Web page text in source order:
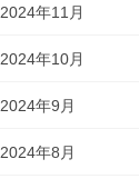
2024年11月
2024年10月
2024年9月
2024年8月